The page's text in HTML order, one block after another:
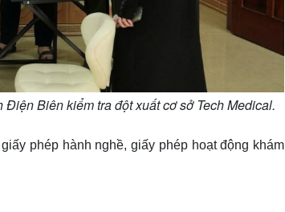
Biên kiểm tra đột xuất cơ sở Tech Medical.
phép hành nghề, giấy phép hoạt động khám